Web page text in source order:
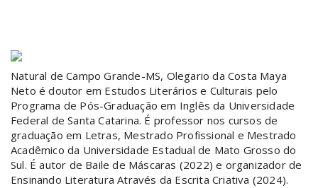
Natural de Campo Grande-MS, Olegario da Costa Maya
Neto é doutor em Estudos Literários e Culturais pelo
Programa de Pós-Graduação em Inglês da Universidade
Federal de Santa Catarina. É professor nos cursos de
graduação em Letras, Mestrado Profissional e Mestrado
Acadêmico da Universidade Estadual de Mato Grosso do
Sul. É autor de Baile de Máscaras (2022) e organizador de
Ensinando Literatura Através da Escrita Criativa (2024).